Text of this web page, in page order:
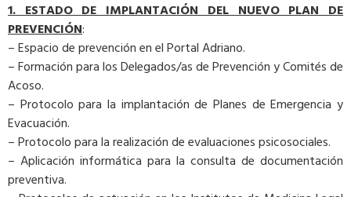
1. ESTADO DE IMPLANTACIÓN DEL NUEVO PLAN DE
PREVENCIÓN:
– Espacio de prevención en el Portal Adriano.
– Formación para los Delegados/as de Prevención y Comités de
Acoso.
– Protocolo para la implantación de Planes de Emergencia y
Evacuación.
– Protocolo para la realización de evaluaciones psicosociales.
– Aplicación informática para la consulta de documentación
preventiva.